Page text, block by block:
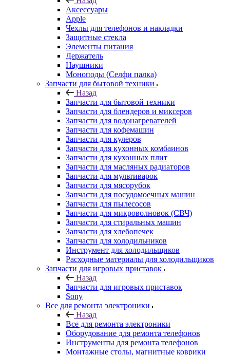
Элементы питания
Держатель
Наушники
Моноподы (Селфи палка)
Запчасти для бытовой техники
Назад
Запчасти для бытовой техники
Запчасти для блендеров и миксеров
Запчасти для водонагревателей
Запчасти для кофемашин
Запчасти для кулеров
Запчасти для кухонных комбаинов
Запчасти для кухонных плит
Запчасти для масляных радиаторов
Запчасти для мультиварок
Запчасти для мясорубок
Запчасти для посудомоечных машин
Запчасти для пылесосов
Запчасти для микроволновок (СВЧ)
Запчасти для стиральных машин
Запчасти для хлебопечек
Запчасти для холодильников
Инструмент для холодильщиков
Расходные материалы для холодильщиков
Запчасти для игровых приставок
Назад
Запчасти для игровых приставок
Sony
Все для ремонта электроники
Назад
Все для ремонта электроники
Оборудование для ремонта телефонов
Инструменты для ремонта телефонов
Монтажные столы, магнитные коврики
Скальпели, лезвия сменные
Системы хранения
Скотчи, изолента
Тачскрины